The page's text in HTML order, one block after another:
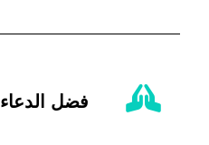
فضل الدعاء